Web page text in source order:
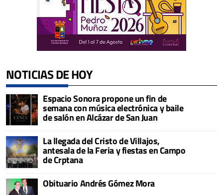
NOTICIAS DE HOY
Espacio Sonora propone un fin de
semana con música electrónica y baile
de salón en Alcázar de San Juan
La llegada del Cristo de Villajos,
antesala de la Feria y fiestas en Campo
de Crptana
Obituario Andrés Gómez Mora